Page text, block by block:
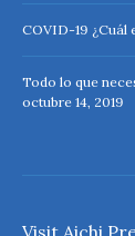
COVID-19 ¿Cuál
Todo lo que
octubre 14, 2019
Visit Aichi